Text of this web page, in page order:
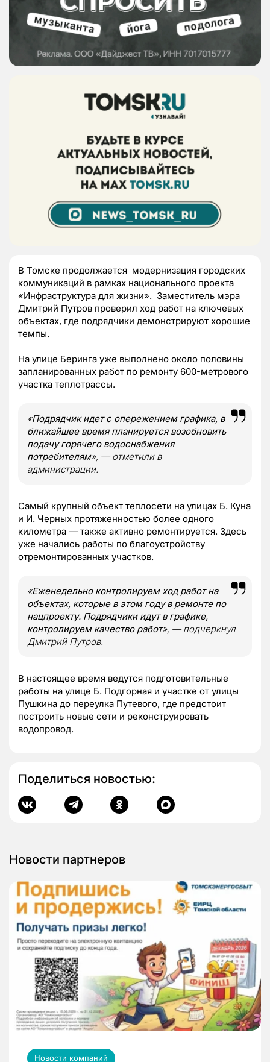
В Томске продолжается модернизация городских
коммуникаций в рамках национального проекта
«Инфраструктура для жизни». Заместитель мэра
Дмитрий Путров проверил ход работ на ключевых
объектах, где подрядчики демонстрируют хорошие
темпы.
На улице Беринга уже выполнено около половины
запланированных работ по ремонту 600-метрового
участка теплотрассы.
«Подрядчик идет с опережением графика, в
ближайшее время планируется возобновить
подачу горячего водоснабжения
потребителям», — отметили в
администрации.
Самый крупный объект теплосети на улицах Б. Куна
и И. Черных протяженностью более одного
километра — также активно ремонтируется. Здесь
уже начались работы по благоустройству
отремонтированных участков.
«Еженедельно контролируем ход работ на
объектах, которые в этом году в ремонте по
нацпроекту. Подрядчики идут в графике,
контролируем качество работ», — подчеркнул
Дмитрий Путров.
В настоящее время ведутся подготовительные
работы на улице Б. Подгорная и участке от улицы
Пушкина до переулка Путевого, где предстоит
построить новые сети и реконструировать
водопровод.
Поделиться новостью:
Новости партнеров
Новости компаний